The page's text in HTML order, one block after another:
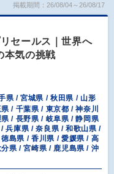
掲載期間：26/08/04～26/08/17
セールス｜世界へ
本気の挑戦
県 / 宮城県 / 秋田県 / 山形
/ 千葉県 / 東京都 / 神奈川
/ 長野県 / 岐阜県 / 静岡県
兵庫県 / 奈良県 / 和歌山県 /
島県 / 香川県 / 愛媛県 / 高
県 / 宮崎県 / 鹿児島県 / 沖